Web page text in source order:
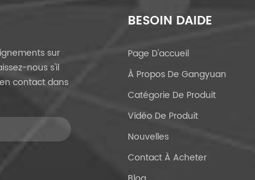
sur
nous s'il
contact dans
BESOIN DAIDE
Page D'accueil
À Propos De Gangyuan
Catégorie De Produit
Vidéo De Produit
Nouvelles
Contact À Acheter